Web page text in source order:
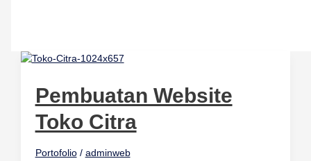
Pembuatan Website
Toko Citra
Portofolio/ adminweb